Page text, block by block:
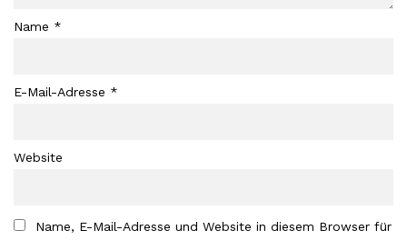
Name *
E-Mail-Adresse *
Website
Name, E-Mail-Adresse und Website in diesem Browser für